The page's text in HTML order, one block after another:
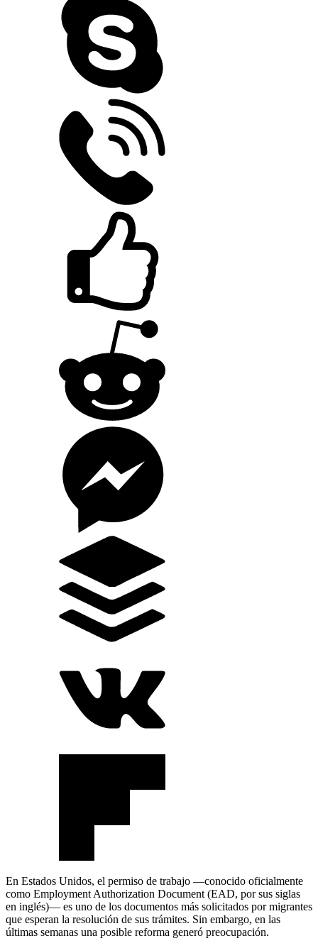
En Estados Unidos, el permiso de trabajo —conocido oficialmente
como Employment Authorization Document (EAD, por sus siglas
en inglés)— es uno de los documentos más solicitados por migrantes
que esperan la resolución de sus trámites. Sin embargo, en las
últimas semanas una posible reforma generó preocupación.